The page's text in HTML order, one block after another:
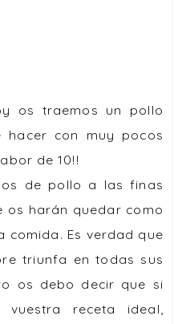
os traemos un pollo
hacer con muy pocos
de 10!!
de pollo a las finas
os harán quedar como
comida. Es verdad que
triunfa en todas sus
os debo decir que si
vuestra receta ideal